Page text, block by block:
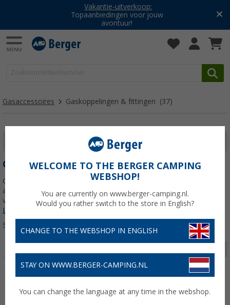
Vakantie-uitverkoop:
Topaanbiedingen voor jouw
avontuur!
Gasaccessoires Gaskoppelingen & fittingen (37)
FILTER WEERGEVEN
GASKOPPELINGEN & FITTINGEN
Gasadapters, koppelingen, snelkoppelingen, verdeelblokken en
adaptersets - hier vind je alles wat je nodig hebt om gassystemen
veilig en flexibel aan te sluiten in je camper, caravan of camper.
Lees meer over
Gaskoppelingen & fittingen
Sorteren:
-8%
WELCOME TO THE BERGER CAMPING
WEBSHOP!
You are currently on www.berger-camping.nl.
Would you rather switch to the store in English?
CHANGE TO THE WEBSHOP IN ENGLISH
STAY ON WWW.BERGER-CAMPING.NL
You can change the language at any time in the webshop.